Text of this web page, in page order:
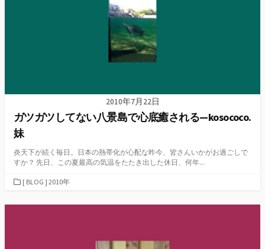
2010年7月22日
ガツガツしてない八景島で心底癒される—kosococo.
妹
炎天下が続く毎日。日本の熱帯化が心配な昨今、皆さんいかがお過ごしで
すか？ 先日、この夏最高の気温をたたき出した休日、何年...
カ
ゴ
[ BLOG ] 2010年